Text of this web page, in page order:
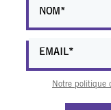
Notre politique